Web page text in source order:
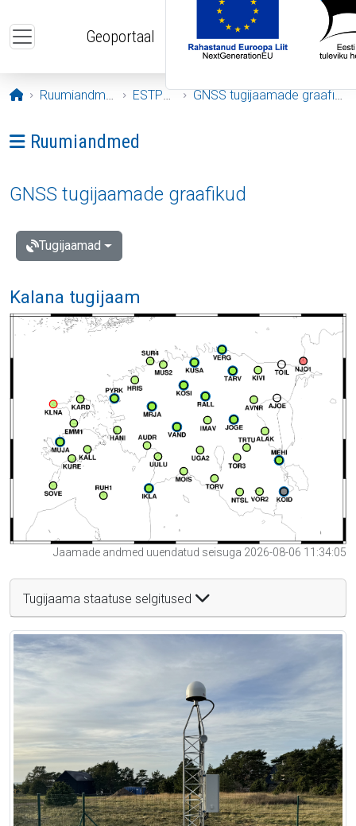
Geoportaal
Avaleht
Ruumiandmed ESTPOS GNSS tugijaamade graafikud
Ava menüü: Ruumiandmed
Ruumiandmed
GNSS tugijaamade graafikud
Tugijaamad
Kalana tugijaam
Jaamade andmed uuendatud seisuga 2026-08-06 11:34:05
Tugijaama staatuse selgitused